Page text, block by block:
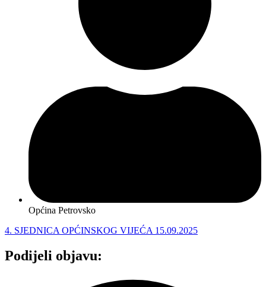
Općina Petrovsko
4. SJEDNICA OPĆINSKOG VIJEĆA 15.09.2025
Podijeli objavu: